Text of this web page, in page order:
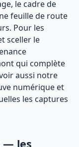
le cadre de
feuille de route
Pour les
sceller le
qui complète
aussi notre
numérique et
les captures
— les